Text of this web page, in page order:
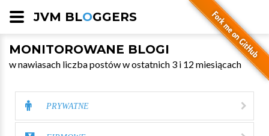
JVM BLOGGERS
MONITOROWANE BLOGI
w nawiasach liczba postów w ostatnich 3 i 12 miesiącach
PRYWATNE